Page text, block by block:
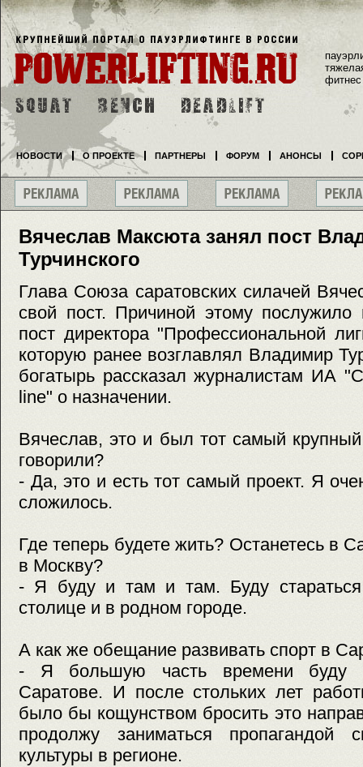
Вячеслав Максюта занял пост
Турчинского
Глава Союза саратовских силачей
свой пост. Причиной этому послужило
пост директора "Профессиональной
которую ранее возглавлял Владимир
богатырь рассказал журналистам
line" о назначении.
Вячеслав, это и был тот самый
говорили?
- Да, это и есть тот самый проект. Я
сложилось.
Где теперь будете жить? Останетесь в
в Москву?
- Я буду и там и там. Буду
столице и в родном городе.
А как же обещание развивать спорт в
- Я большую часть времени буду
Саратове. И после стольких лет
было бы кощунством бросить это
продолжу заниматься пропагандой
культуры в регионе.
фитнес
НОВОСТИ О ПРОЕКТЕ ПАРТНЕРЫ ФОРУМ АНОНСЫ